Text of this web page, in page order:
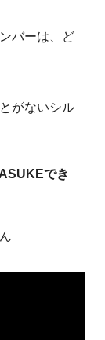
バーは、ど
がないシル
でき